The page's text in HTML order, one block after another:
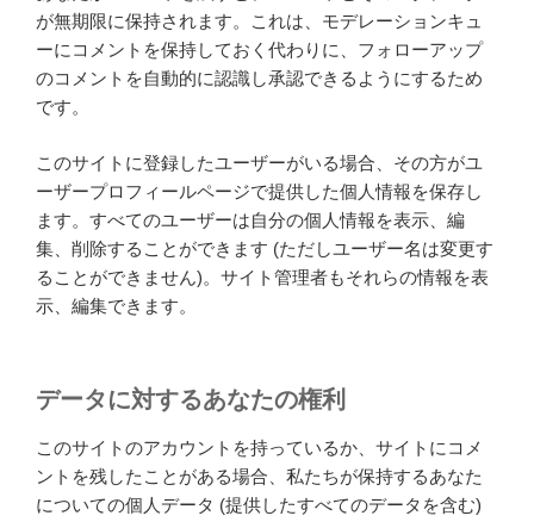
が無期限に保持されます。これは、モデレーションキュ
ーにコメントを保持しておく代わりに、フォローアップ
のコメントを自動的に認識し承認できるようにするため
です。
このサイトに登録したユーザーがいる場合、その方がユ
ーザープロフィールページで提供した個人情報を保存し
ます。すべてのユーザーは自分の個人情報を表示、編
集、削除することができます (ただしユーザー名は変更す
ることができません)。サイト管理者もそれらの情報を表
示、編集できます。
データに対するあなたの権利
このサイトのアカウントを持っているか、サイトにコメ
ントを残したことがある場合、私たちが保持するあなた
についての個人データ (提供したすべてのデータを含む)